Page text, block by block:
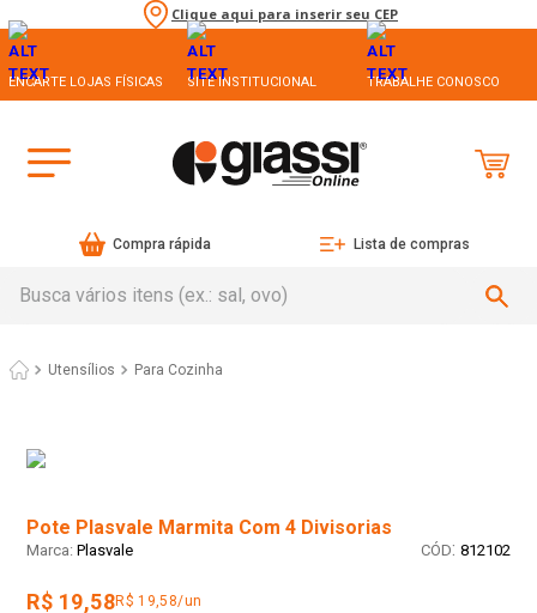
Clique aqui para inserir seu CEP
ENCARTE LOJAS FÍSICAS SITE INSTITUCIONAL TRABALHE CONOSCO
Compra rápida Lista de compras
Utensílios Para Cozinha
Pote Plasvale Marmita Com 4 Divisorias
Plasvale : 812102
R$ 19,58R$ 19,58/un